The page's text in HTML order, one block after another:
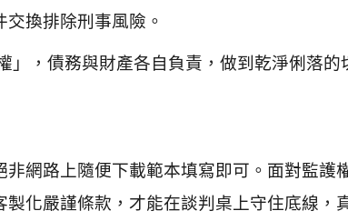
換排除刑事風險。
，債務與財產各自負責，做到乾淨俐落的
非網路上隨便下載範本填寫即可。面對監護
化嚴謹條款，才能在談判桌上守住底線，